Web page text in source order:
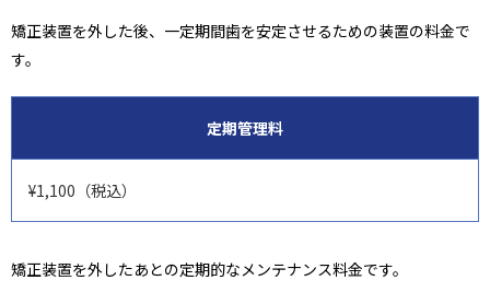
矯正装置を外した後、一定期間歯を安定させるための装置の料金で
す。
定期管理料
¥1,100（税込）
矯正装置を外したあとの定期的なメンテナンス料金です。